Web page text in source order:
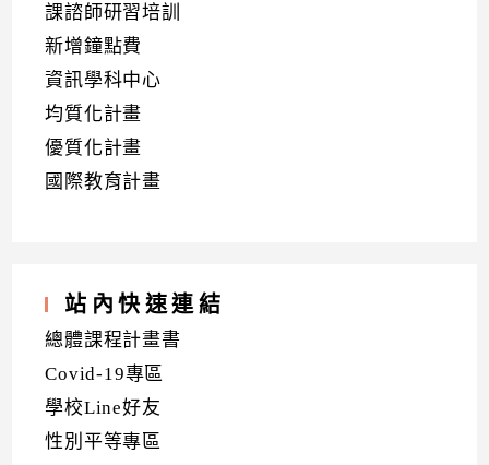
課諮師研習培訓
新增鐘點費
資訊學科中心
均質化計畫
優質化計畫
國際教育計畫
站內快速連結
總體課程計畫書
Covid-19專區
學校Line好友
性別平等專區